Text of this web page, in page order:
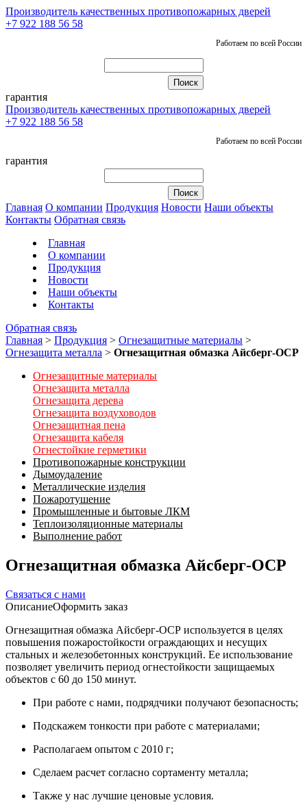
Производитель качественных противопожарных дверей
+7 922 188 56 58
Работаем по всей России
гарантия
Производитель качественных противопожарных дверей
+7 922 188 56 58
Работаем по всей России
гарантия
Главная О компании Продукция Новости Наши объекты
Контакты Обратная связь
Главная
О компании
Продукция
Новости
Наши объекты
Контакты
Обратная связь
Главная > Продукция > Огнезащитные материалы >
Огнезащита металла > Огнезащитная обмазка Айсберг-ОСР
Огнезащитные материалы
Огнезащита металла
Огнезащита дерева
Огнезащита воздуховодов
Огнезащитная пена
Огнезащита кабеля
Огнестойкие герметики
Противопожарные конструкции
Дымоудаление
Металлические изделия
Пожаротушение
Промышленные и бытовые ЛКМ
Теплоизоляционные материалы
Выполнение работ
Огнезащитная обмазка Айсберг-ОСР
Связаться с нами
ОписаниеОформить заказ
Огнезащитная обмазка Айсберг-ОСР используется в целях
повышения пожаростойкости ограждающих и несущих
стальных и железобетонных конструкций. Ее использование
позволяет увеличить период огнестойкости защищаемых
объектов с 60 до 150 минут.
При работе с нами, подрядчики получают безопасность;
Подскажем тонкости при работе с материалами;
Располагаем опытом с 2010 г;
Сделаем расчет согласно сортаменту металла;
Также у нас лучшие ценовые условия.